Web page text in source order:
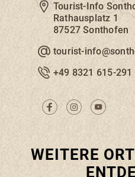
Tourist-Info
Rathausplatz 1
87527 Sonthofen
tourist-
+49 8321 615-291
WEITERE